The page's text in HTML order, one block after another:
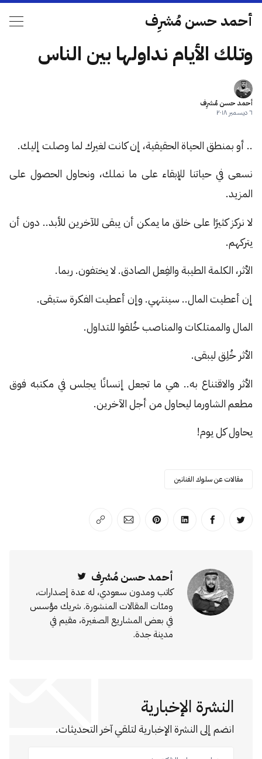
أحمد حسن مُشرِف
وتلك الأيام نداولها بين الناس
أحمد حسن مُشرِف
٦ ديسمبر ٢٠١٨
.. أو بمنطق الحياة الحقيقية، إن كانت لغيرك لما وصلت إليك.
نسعى في حياتنا للإبقاء على ما نملك، ونحاول الحصول على
المزيد.
لا نركز كثيرًا على خلق ما يمكن أن يبقى للآخرين للأبد.. دون أن
يتركهم.
الأثر، الكلمة الطيبة والفِعل الصادق. لا يختفون. ربما.
إن أعطيت المال.. سينتهي. وإن أعطيت الفكرة ستبقى.
المال والممتلكات والمناصب خُلقوا للتداول.
الأثر خُلِق ليبقى.
الأثر والاقتناع به.. هي ما تجعل إنسانًا يجلس في مكتبه فوق
مطعم الشاورما ليحاول من أجل الآخرين.
يحاول كل يوم!
مقالات عن سلوك الفنانين
انشر على تويترانشر على الفيسبوك
انشر على لينكد إن
انشر على بينترست
انشر على الإيميل
انسخ الرابط
أحمد حسن مُشرِف
كاتب ومدون سعودي، له عدة إصدارات،
ومئات المقالات المنشورة. شريك مؤسس
في بعض المشاريع الصغيرة، مقيم في
مدينة جدة.
النشرة الإخبارية
انضم إلى النشرة الإخبارية لتلقي آخر التحديثات.
عنوان بريدك الإلكتروني